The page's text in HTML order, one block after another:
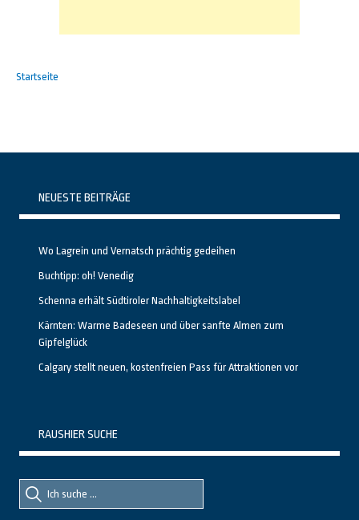
Startseite
NEUESTE BEITRÄGE
Wo Lagrein und Vernatsch prächtig gedeihen
Buchtipp: oh! Venedig
Schenna erhält Südtiroler Nachhaltigkeitslabel
Kärnten: Warme Badeseen und über sanfte Almen zum
Gipfelglück
Calgary stellt neuen, kostenfreien Pass für Attraktionen vor
RAUSHIER SUCHE
Suche
nach::
Suche
nach: